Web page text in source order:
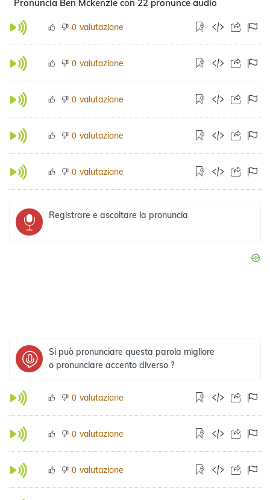
Pronuncia Ben Mckenzie con 22 pronunce audio
0 valutazione
0 valutazione
0 valutazione
0 valutazione
0 valutazione
Registrare e ascoltare la pronuncia
Si può pronunciare questa parola migliore
o pronunciare accento diverso ?
0 valutazione
0 valutazione
0 valutazione